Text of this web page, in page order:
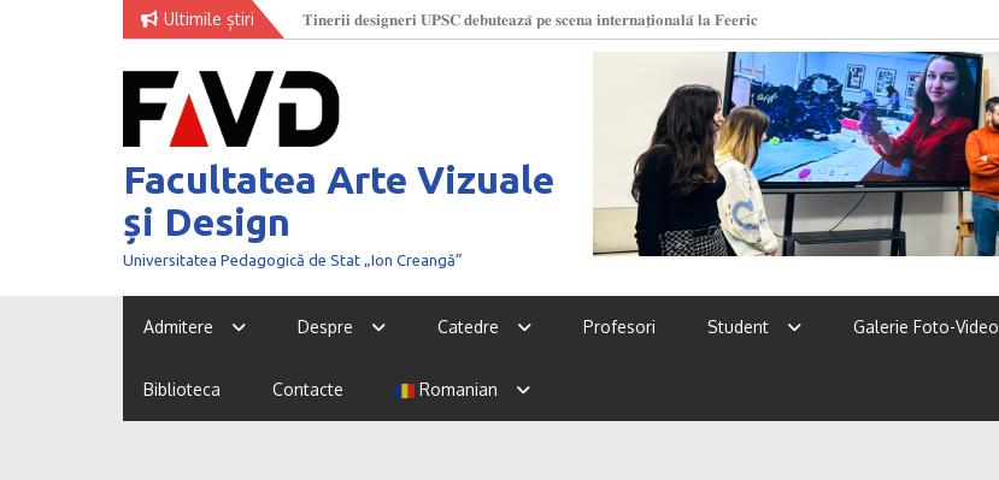
Ultimile știri
𝐓𝐢𝐧𝐞𝐫𝐢𝐢 𝐝𝐞𝐬𝐢𝐠𝐧𝐞𝐫𝐢 𝐔𝐏𝐒𝐂 𝐝𝐞𝐛𝐮𝐭𝐞𝐚𝐳𝐚̆ 𝐩𝐞 𝐬𝐜𝐞𝐧𝐚 𝐢𝐧𝐭𝐞𝐫𝐧𝐚𝐭̗𝐢𝐨𝐧𝐚𝐥𝐚̆ 𝐥𝐚 𝐅𝐞𝐞𝐫𝐢𝐜
𝐅𝐚𝐬𝐡𝐢𝐨𝐧 𝐖𝐞𝐞𝐤 𝟐𝟎𝟐𝟔
O nouă generație de creatori la UPSC!
Facultatea Arte Vizuale
și Design
Universitatea Pedagogică de Stat „Ion Creangă”
Admitere Despre Catedre Profesori Student Galerie Foto-Video
Biblioteca Contacte Romanian